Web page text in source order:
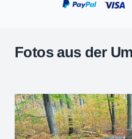
Fotos aus der
+
−